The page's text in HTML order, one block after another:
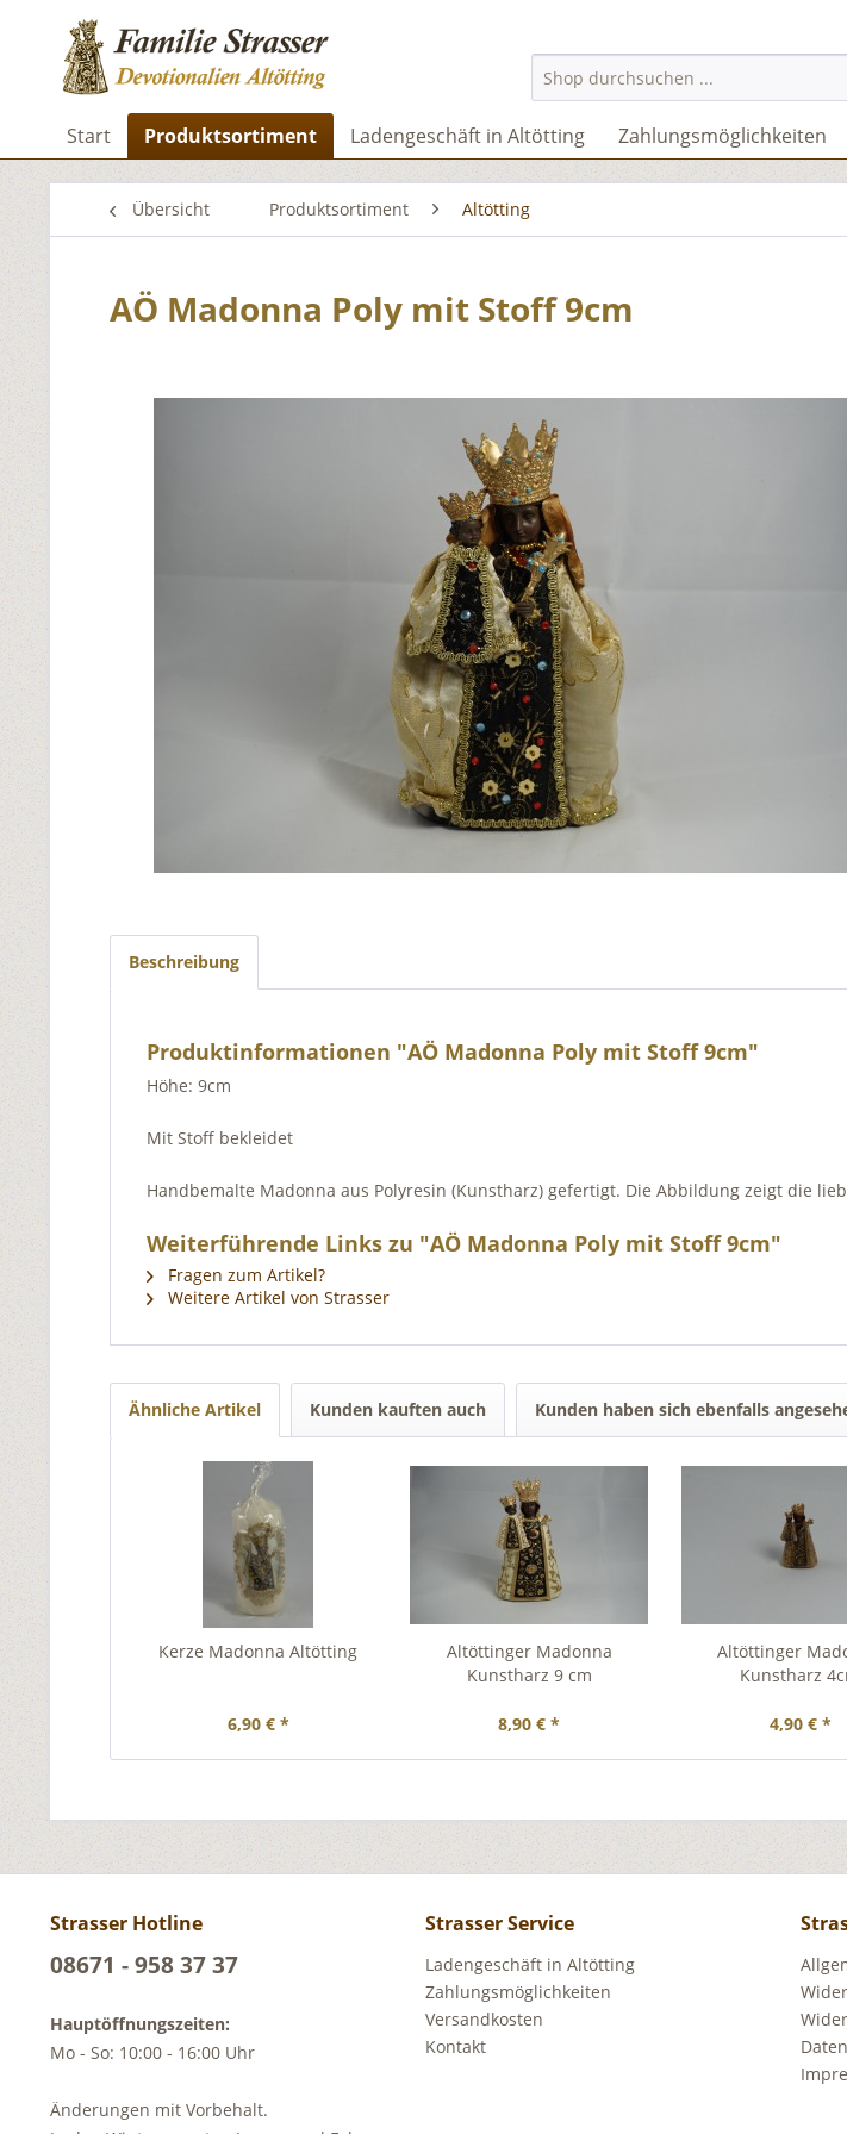
Start Produktsortiment Ladengeschäft in Altötting Zahlungsmöglichkeiten
Übersicht Produktsortiment Altötting
AÖ Madonna Poly mit Stoff 9cm
Beschreibung
Produktinformationen "AÖ Madonna Poly mit Stoff 9cm"
Höhe: 9cm
Mit Stoff bekleidet
Handbemalte Madonna aus Polyresin (Kunstharz) gefertigt. Die Abbildung zeigt die
Weiterführende Links zu "AÖ Madonna Poly mit Stoff 9cm"
Fragen zum Artikel?
Weitere Artikel von Strasser
Ähnliche Artikel Kunden kauften auch Kunden haben sich ebenfalls
Kerze Madonna Altötting
6,90 € *
Altöttinger Madonna
Kunstharz 9 cm
8,90 € *
Altöttinger
Kunstharz
4,90 € *
Strasser Hotline
08671 - 958 37 37
Hauptöffnungszeiten:
Mo - So: 10:00 - 16:00 Uhr
Änderungen mit Vorbehalt.
Strasser Service
Ladengeschäft in Altötting
Zahlungsmöglichkeiten
Versandkosten
Kontakt